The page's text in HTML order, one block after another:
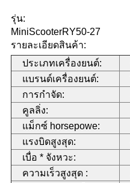
รุ่น:
MiniScooterRY50-27
รายละเอียดสินค้า:
ประเภทเครื่องยนต์:
แบรนด์เครื่องยนต์:
การกำจัด:
คูลลิ่ง:
แม็กซ์ horsepowe:
แรงบิดสูงสุด:
เบื่อ * จังหวะ:
ความเร็วสูงสุด :